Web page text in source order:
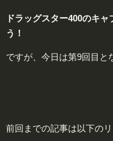
ドラッグスター400のキ
う！
ですが、今日は第9回目と
前回までの記事は以下の